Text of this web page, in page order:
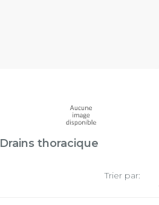
Drains thoracique
Trier par: